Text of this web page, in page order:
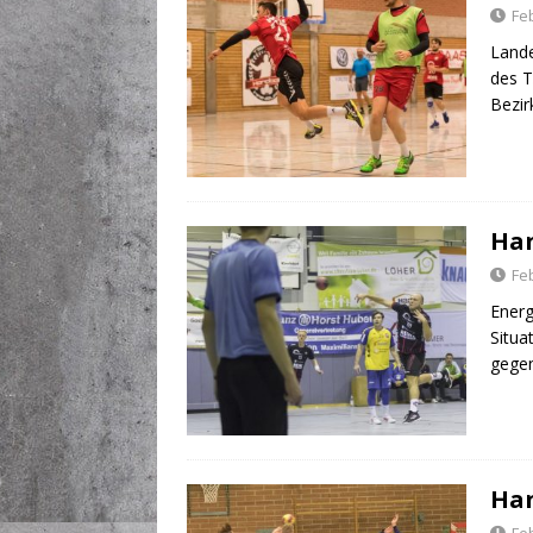
des